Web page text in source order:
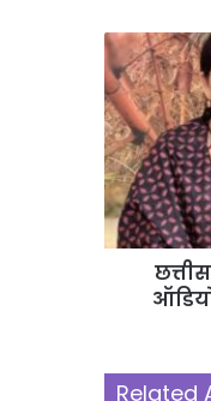
Related